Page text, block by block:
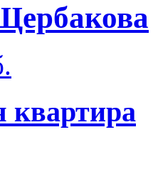
квартира